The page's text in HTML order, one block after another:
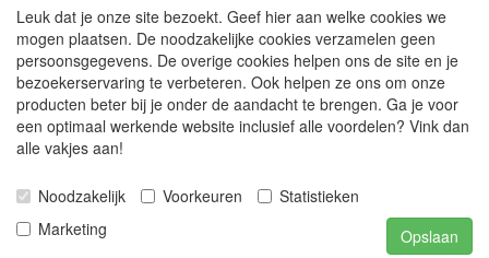
Leuk dat je onze site bezoekt. Geef hier aan welke cookies we
mogen plaatsen. De noodzakelijke cookies verzamelen geen
persoonsgegevens. De overige cookies helpen ons de site en je
bezoekerservaring te verbeteren. Ook helpen ze ons om onze
producten beter bij je onder de aandacht te brengen. Ga je voor
een optimaal werkende website inclusief alle voordelen? Vink dan
alle vakjes aan!
Noodzakelijk Voorkeuren
Statistieken
Marketing
Opslaan
Kettingen om zelf te maken
LEATHER-LIKE KOORD VIERKANT 5M X3MM €0,50
***GROEP 10*** WENSKAARTEN MET ENV. €0,75
Service
Artikelgroepen